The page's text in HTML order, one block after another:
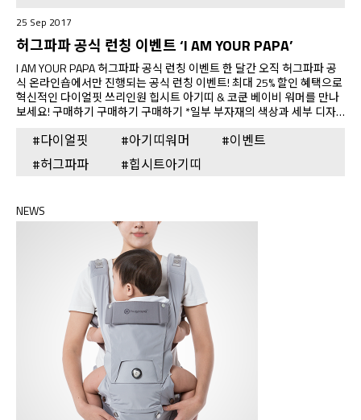
25 Sep 2017
허그파파 공식 런칭 이벤트 ‘I AM YOUR PAPA’
I AM YOUR PAPA 허그파파 공식 런칭 이벤트 한 달간 오직 허그파파 공
식 온라인숍에서만 진행되는 공식 런칭 이벤트! 최대 25% 할인 혜택으로
혁신적인 다이얼핏 쓰리인원 힙시트 아기띠 & 코쿤 베이비 워머를 만나
보세요! 구매하기 구매하기 구매하기 *일부 부자재의 색상과 세부 디자
니다. 예약구매하기 예약구매하기 STAY CLOSE, CARRY MORE 이제 더
가까이 더 많이 안아주세요 허그파파가 세계 최초로 개발한 다이얼핏
(Dial-Fit) 쓰리인원(3-in-1) 힙시트 아기띠가 당신의 아기를 안아주는 경
코쿤 아기띠 워머 라인업을 만나보세요. 이벤트 기간 : 9월25일 - 10월
#다이얼핏 #아기띠워머
#이벤트
#허그파파
#힙시트아기띠
NEWS